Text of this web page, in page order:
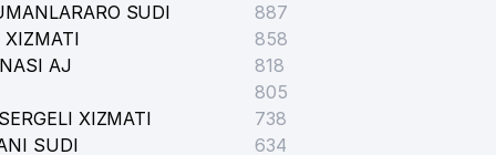
SUDI
887
XIZMATI
858
AJ
818
805
XIZMATI
738
SUDI
634